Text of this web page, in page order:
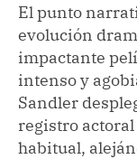
El punto
evolución
impactante
intenso y
Sandler
registro
habitual,